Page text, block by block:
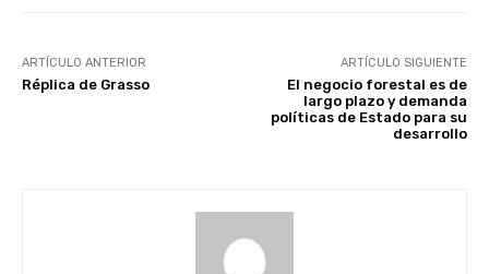
ARTÍCULO ANTERIOR
Réplica de Grasso
ARTÍCULO SIGUIENTE
El negocio forestal es de
largo plazo y demanda
políticas de Estado para su
desarrollo